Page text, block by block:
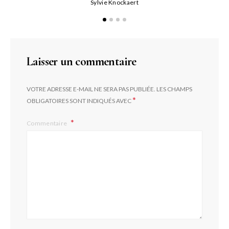
Sylvie Knockaert
Laisser un commentaire
VOTRE ADRESSE E-MAIL NE SERA PAS PUBLIÉE. LES CHAMPS
OBLIGATOIRES SONT INDIQUÉS AVEC*
Commentaire